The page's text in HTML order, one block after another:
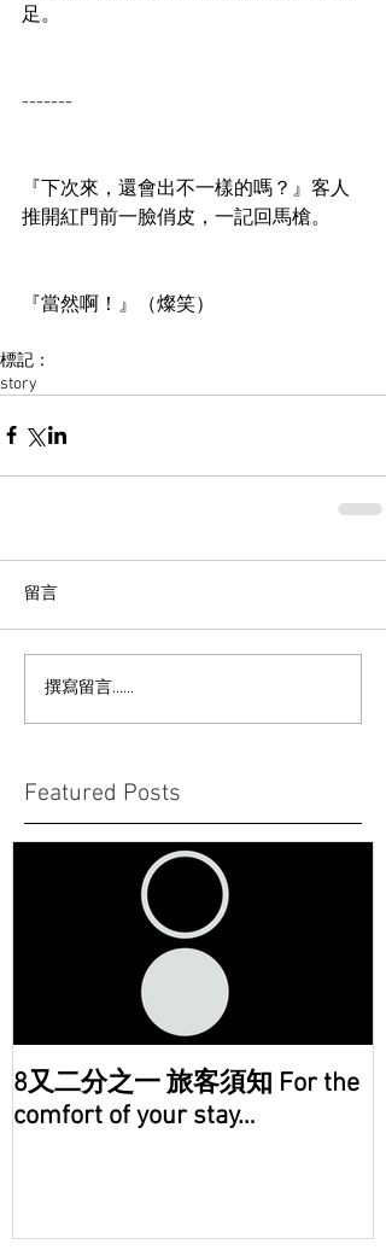
足。
-------
『下次來，還會出不一樣的嗎？』客人
推開紅門前一臉俏皮，一記回馬槍。
『當然啊！』（燦笑）
標記：
story
留言
撰寫留言......
Featured Posts
8又二分之一 旅客須知 For the
comfort of your stay…